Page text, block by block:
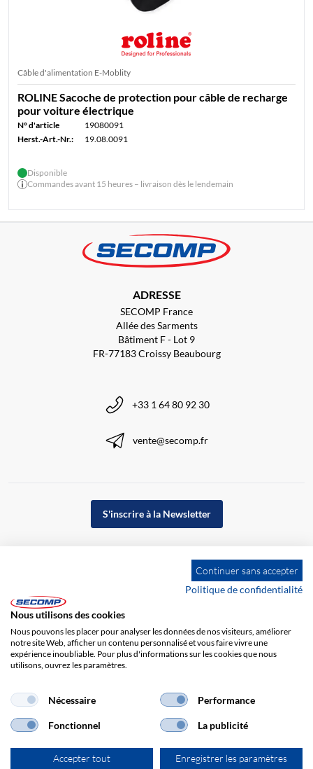
Câble d'alimentation E-Moblity
ROLINE Sacoche de protection pour câble de recharge
pour voiture électrique
N° d'article
19080091
Herst.-Art.-Nr.:
19.08.0091
Disponible
Commandes avant 15 heures – livraison dès le lendemain
ADRESSE
SECOMP France
Allée des Sarments
Bâtiment F - Lot 9
FR-77183 Croissy Beaubourg
+33 1 64 80 92 30
vente@secomp.fr
S'inscrire à la Newsletter
Impression Responsabilité
Continuer sans accepter
Politique de confidentialité
Nous utilisons des cookies
Nous pouvons les placer pour analyser les données de nos visiteurs, améliorer
notre site Web, afficher un contenu personnalisé et vous faire vivre une
expérience inoubliable. Pour plus d'informations sur les cookies que nous
utilisons, ouvrez les paramètres.
Nécessaire Performance
Fonctionnel La publicité
Accepter tout Enregistrer les paramètres